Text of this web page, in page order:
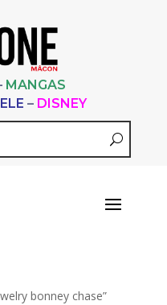
MANGAS
– DISNEY
bonney chase”